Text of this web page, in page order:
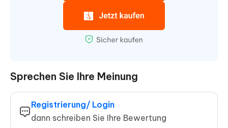
Sprechen Sie Ihre Meinung
Registrierung/ Login
dann schreiben Sie Ihre Bewertung